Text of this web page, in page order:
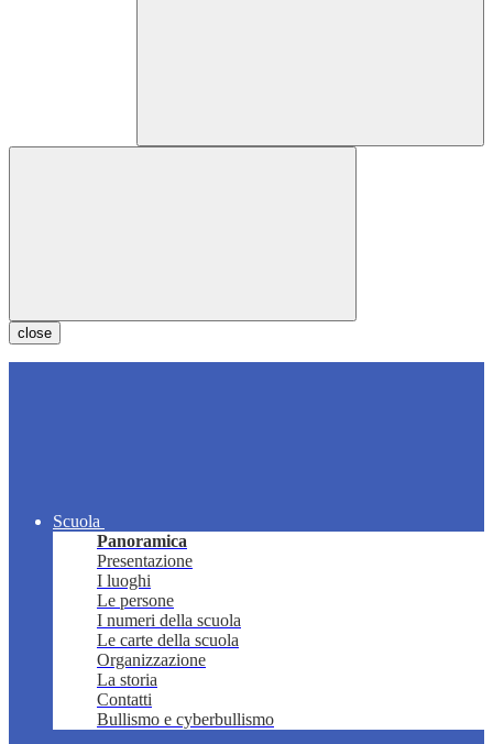
close
Scuola
Panoramica
Presentazione
I luoghi
Le persone
I numeri della scuola
Le carte della scuola
Organizzazione
La storia
Contatti
Bullismo e cyberbullismo